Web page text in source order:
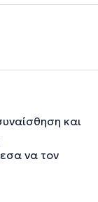
και
να τον